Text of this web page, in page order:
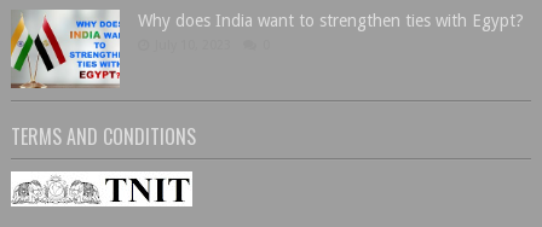
Why does India want to strengthen ties with Egypt?
TERMS AND CONDITIONS